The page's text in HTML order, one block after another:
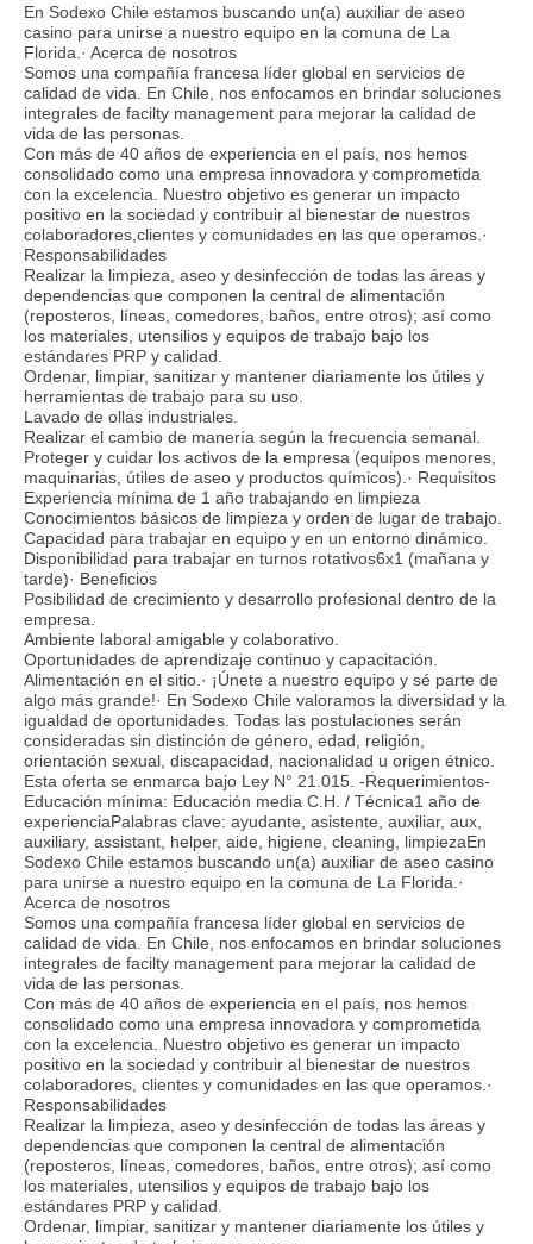
En Sodexo Chile estamos buscando un(a) auxiliar de aseo
casino para unirse a nuestro equipo en la comuna de La
Florida.· Acerca de nosotros
Somos una compañía francesa líder global en servicios de
calidad de vida. En Chile, nos enfocamos en brindar soluciones
integrales de facilty management para mejorar la calidad de
vida de las personas.
Con más de 40 años de experiencia en el país, nos hemos
consolidado como una empresa innovadora y comprometida
con la excelencia. Nuestro objetivo es generar un impacto
positivo en la sociedad y contribuir al bienestar de nuestros
colaboradores,clientes y comunidades en las que operamos.·
Responsabilidades
Realizar la limpieza, aseo y desinfección de todas las áreas y
dependencias que componen la central de alimentación
(reposteros, líneas, comedores, baños, entre otros); así como
los materiales, utensilios y equipos de trabajo bajo los
estándares PRP y calidad.
Ordenar, limpiar, sanitizar y mantener diariamente los útiles y
herramientas de trabajo para su uso.
Lavado de ollas industriales.
Realizar el cambio de manería según la frecuencia semanal.
Proteger y cuidar los activos de la empresa (equipos menores,
maquinarias, útiles de aseo y productos químicos).· Requisitos
Experiencia mínima de 1 año trabajando en limpieza
Conocimientos básicos de limpieza y orden de lugar de trabajo.
Capacidad para trabajar en equipo y en un entorno dinámico.
Disponibilidad para trabajar en turnos rotativos6x1 (mañana y
tarde)· Beneficios
Posibilidad de crecimiento y desarrollo profesional dentro de la
empresa.
Ambiente laboral amigable y colaborativo.
Oportunidades de aprendizaje continuo y capacitación.
Alimentación en el sitio.· ¡Únete a nuestro equipo y sé parte de
algo más grande!· En Sodexo Chile valoramos la diversidad y la
igualdad de oportunidades. Todas las postulaciones serán
consideradas sin distinción de género, edad, religión,
orientación sexual, discapacidad, nacionalidad u origen étnico.
Esta oferta se enmarca bajo Ley N° 21.015. -Requerimientos-
Educación mínima: Educación media C.H. / Técnica1 año de
experienciaPalabras clave: ayudante, asistente, auxiliar, aux,
auxiliary, assistant, helper, aide, higiene, cleaning, limpiezaEn
Sodexo Chile estamos buscando un(a) auxiliar de aseo casino
para unirse a nuestro equipo en la comuna de La Florida.·
Acerca de nosotros
Somos una compañía francesa líder global en servicios de
calidad de vida. En Chile, nos enfocamos en brindar soluciones
integrales de facilty management para mejorar la calidad de
vida de las personas.
Con más de 40 años de experiencia en el país, nos hemos
consolidado como una empresa innovadora y comprometida
con la excelencia. Nuestro objetivo es generar un impacto
positivo en la sociedad y contribuir al bienestar de nuestros
colaboradores, clientes y comunidades en las que operamos.·
Responsabilidades
Realizar la limpieza, aseo y desinfección de todas las áreas y
dependencias que componen la central de alimentación
(reposteros, líneas, comedores, baños, entre otros); así como
los materiales, utensilios y equipos de trabajo bajo los
estándares PRP y calidad.
Ordenar, limpiar, sanitizar y mantener diariamente los útiles y